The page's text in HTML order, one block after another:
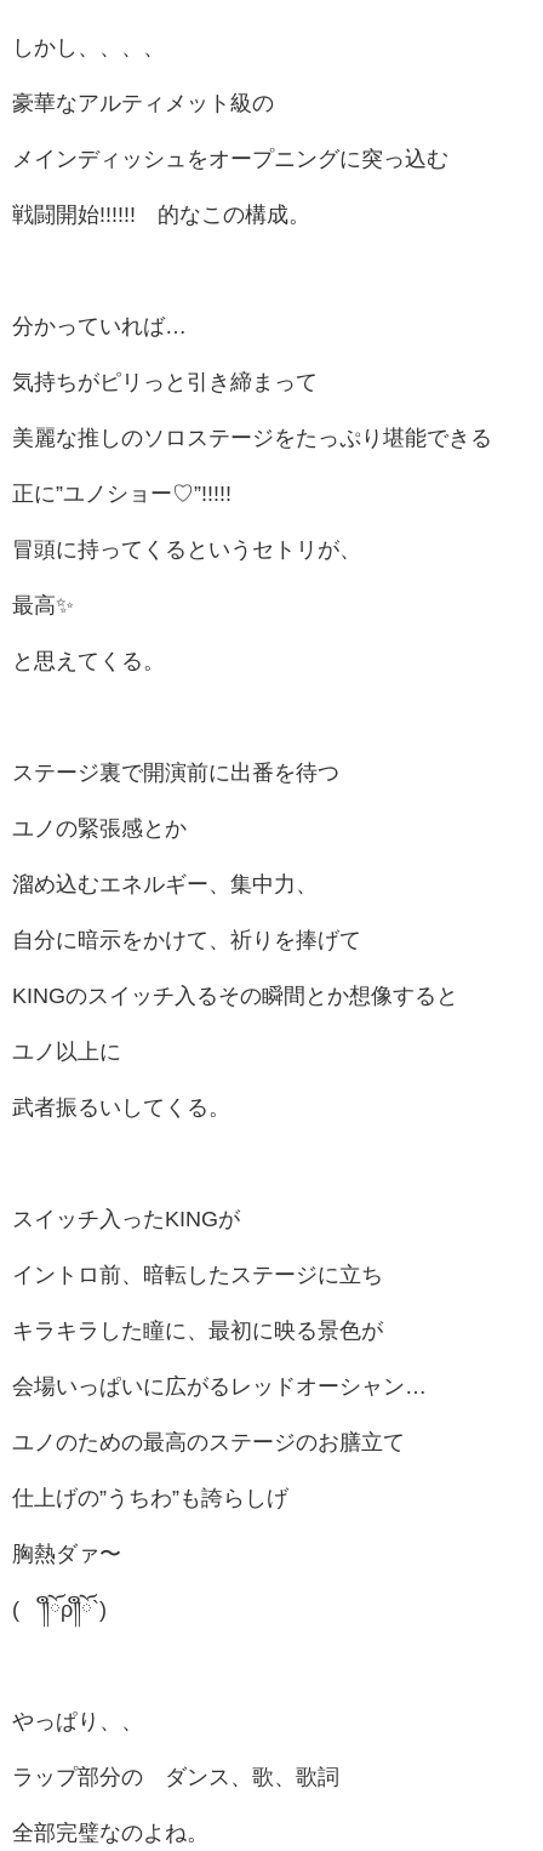
しかし、、、、
豪華なアルティメット級の
メインディッシュをオープニングに突っ込む
戦闘開始!!!!!! 的なこの構成。
分かっていれば…
気持ちがピリっと引き締まって
美麗な推しのソロステージをたっぷり堪能できる
正に”ユノショー♡”!!!!!
冒頭に持ってくるというセトリが、
最高✨
と思えてくる。
ステージ裏で開演前に出番を待つ
ユノの緊張感とか
溜め込むエネルギー、集中力、
自分に暗示をかけて、祈りを捧げて
KINGのスイッチ入るその瞬間とか想像すると
ユノ以上に
武者振るいしてくる。
スイッチ入ったKINGが
イントロ前、暗転したステージに立ち
キラキラした瞳に、最初に映る景色が
会場いっぱいに広がるレッドオーシャン…
ユノのための最高のステージのお膳立て
仕上げの”うちわ”も誇らしげ
胸熱ダァ〜
(´༎ຶོρ༎ຶོ`)
やっぱり、、
ラップ部分の ダンス、歌、歌詞
全部完璧なのよね。